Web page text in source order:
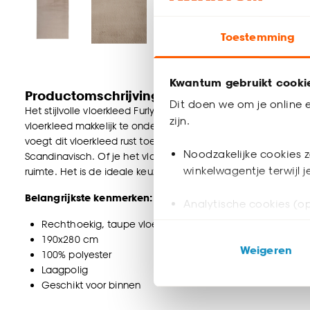
Toestemming
Kwantum gebruikt
Dit doen we om je online
zijn.
Noodzakelijke cookies
winkelwagentje terwijl
Analytische cookies
ook buiten de
Klik op ‘Ja, alles
Weigeren
Productomschrijving
Het stijlvolle vloerkleed Furly is een toffe toevoeging aan
vloerkleed makkelijk te onderhouden is en perfect is voor
voegt dit vloerkleed rust toe aan je interieur. Het vloerkleed
Scandinavisch. Of je het vloerkleed nu legt in de
ruimte. Het is de ideale keuze voor wie op zoek is naar een
Belangrijkste kenmerken:
Rechthoekig, taupe vloerkleed
190x280 cm
100% polyester
Laagpolig
Geschikt voor binnen